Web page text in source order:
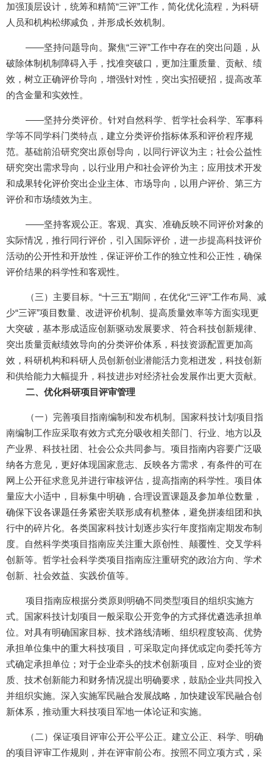
加强顶层设计，统筹和精简“三评”工作，简化优化流程，为科研
人员和机构松绑减负，并形成长效机制。
——坚持问题导向。聚焦“三评”工作中存在的突出问题，从
破除体制机制障碍入手，找准突破口，更加注重质量、贡献、绩
效，树立正确评价导向，增强针对性，突出实招硬招，提高改革
的含金量和实效性。
——坚持分类评价。针对自然科学、哲学社会科学、军事科
学等不同学科门类特点，建立分类评价指标体系和评价程序规
范。基础前沿研究突出原创导向，以同行评议为主；社会公益性
研究突出需求导向，以行业用户和社会评价为主；应用技术开发
和成果转化评价突出企业主体、市场导向，以用户评价、第三方
评价和市场绩效为主。
——坚持客观公正。客观、真实、准确反映不同评价对象的
实际情况，推行同行评价，引入国际评价，进一步提高科技评价
活动的公开性和开放性，保证评价工作的独立性和公正性，确保
评价结果的科学性和客观性。
（三）主要目标。“十三五”期间，在优化“三评”工作布局、减
少“三评”项目数量、改进评价机制、提高质量效率等方面实现更
大突破，基本形成适应创新驱动发展要求、符合科技创新规律、
突出质量贡献绩效导向的分类评价体系，科技资源配置更加高
效，科研机构和科研人员创新创业潜能活力竞相迸发，科技创新
和供给能力大幅提升，科技进步对经济社会发展作出更大贡献。
二、优化科研项目评审管理
（一）完善项目指南编制和发布机制。国家科技计划项目指
南编制工作应采取有效方式充分吸收相关部门、行业、地方以及
产业界、科技社团、社会公众共同参与。项目指南内容要广泛吸
纳各方意见，更好体现国家意志、反映各方需求，有条件的可在
网上公开征求意见并进行审核评估，提高指南的科学性。项目体
量应大小适中，目标集中明确，合理设置课题及参加单位数量，
确保下设各课题任务紧密关联形成有机整体，避免拼凑组团和执
行中的碎片化。各类国家科技计划逐步实行年度指南定期发布制
度。自然科学类项目指南应关注重大原创性、颠覆性、交叉学科
创新等。哲学社会科学类项目指南应注重研究的政治方向、学术
创新、社会效益、实践价值等。
项目指南应根据分类原则明确不同类型项目的组织实施方
式。国家科技计划项目一般采取公开竞争的方式择优遴选承担单
位。对具有明确国家目标、技术路线清晰、组织程度较高、优势
承担单位集中的重大科技项目，可采取定向择优或定向委托等方
式确定承担单位；对于企业牵头的技术创新项目，应对企业的资
质、技术创新能力和财务情况提出明确要求，鼓励企业共同投入
并组织实施。深入实施军民融合发展战略，加快建设军民融合创
新体系，推动重大科技项目军地一体论证和实施。
（二）保证项目评审公开公平公正。建立公正、科学、明确
的项目评审工作规则，并在评审前公布。按照不同立项方式，采